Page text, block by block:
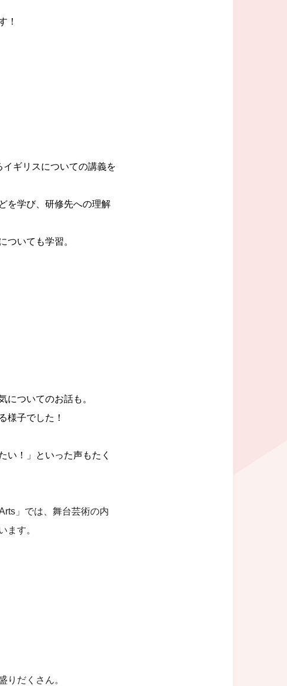
！
イギリスについての講義を
を学び、研修先への理解
ついても学習。
についてのお話も。
様子でした！
い！」といった声もたく
」では、舞台芸術の内
ます。
りだくさん。